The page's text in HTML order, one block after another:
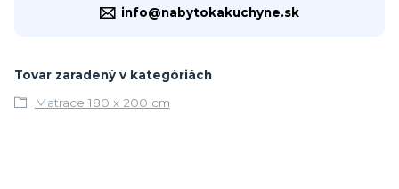
info@nabytokakuchyne.sk
Tovar zaradený v kategóriách
Matrace 180 x 200 cm